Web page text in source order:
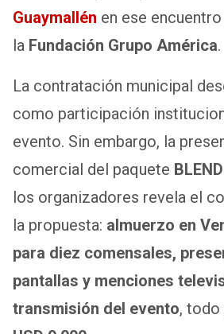
Guaymallén en ese
la Fundación Grupo América.
La contratación municipal
como participación
evento. Sin embargo, la
comercial del paquete BLEND
los organizadores revela el
la propuesta: almuerzo en
para diez comensales,
pantallas y menciones
transmisión del evento, todo